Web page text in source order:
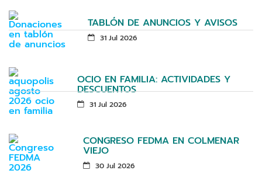
TABLÓN DE ANUNCIOS Y AVISOS
31 Jul 2026
OCIO EN FAMILIA: ACTIVIDADES Y
DESCUENTOS
31 Jul 2026
CONGRESO FEDMA EN COLMENAR
VIEJO
30 Jul 2026